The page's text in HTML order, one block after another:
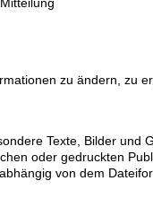
zu ändern, zu
Texte, Bilder und
oder gedruckten
von dem